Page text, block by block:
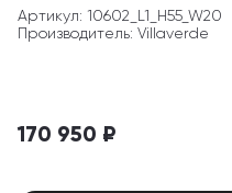
Артикул: 10602_L1_H55_W20
Производитель: Villaverde
170 950 ₽